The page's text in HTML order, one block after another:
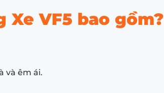
Xe VF5 bao gồm?
và êm ái.